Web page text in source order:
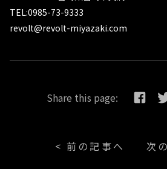
TEL:0985-73-9333
revolt@revolt-miyazaki.com
Share this page:
< 前の記事へ 次